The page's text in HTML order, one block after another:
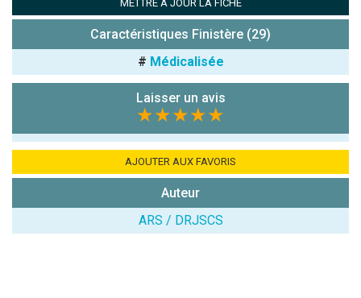
Combien font
7x4 (en
METTRE À JOUR LA FICHE
Caractéristiques Finistère (29)
# Médicalisée
Laisser un avis
★★★★★
AJOUTER AUX FAVORIS
Auteur
ARS / DRJSCS